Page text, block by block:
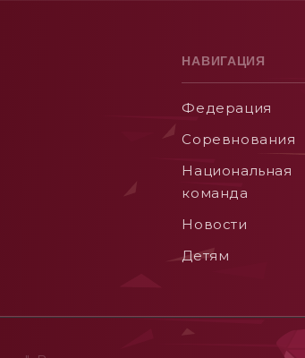
НАВИГАЦИЯ
Федерация
Соревнования
Национальная
команда
Новости
Детям